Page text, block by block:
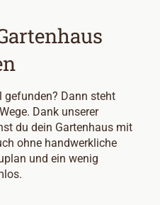
Dann steht
Dank unserer
du dein Gartenhaus mit
ohne handwerkliche
und ein wenig